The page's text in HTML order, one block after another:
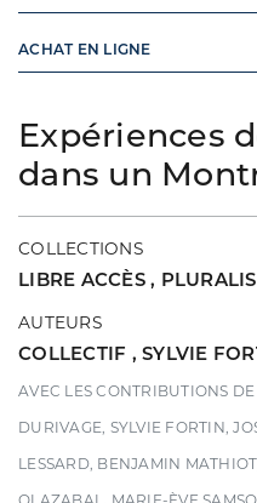
Expériences
dans un
COLLECTIONS
LIBRE ACCÈS ,
AUTEURS
COLLECTIF , SYLVIE
AVEC LES CONTRIBUTIONS
DURIVAGE, SYLVIE FORTIN,
LESSARD, BENJAMIN
ACHAT EN LIGNE